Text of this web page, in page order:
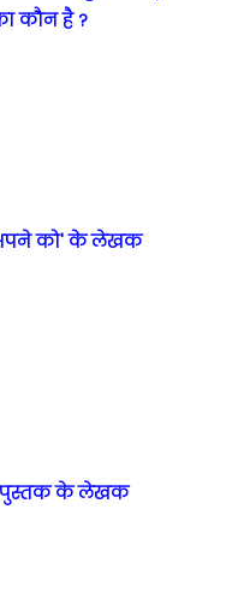
कौन है ?
अपने को' के लेखक
पुस्तक के लेखक